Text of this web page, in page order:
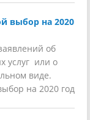
выбор на 2020
об
услуг или о
виде.
на 2020 год